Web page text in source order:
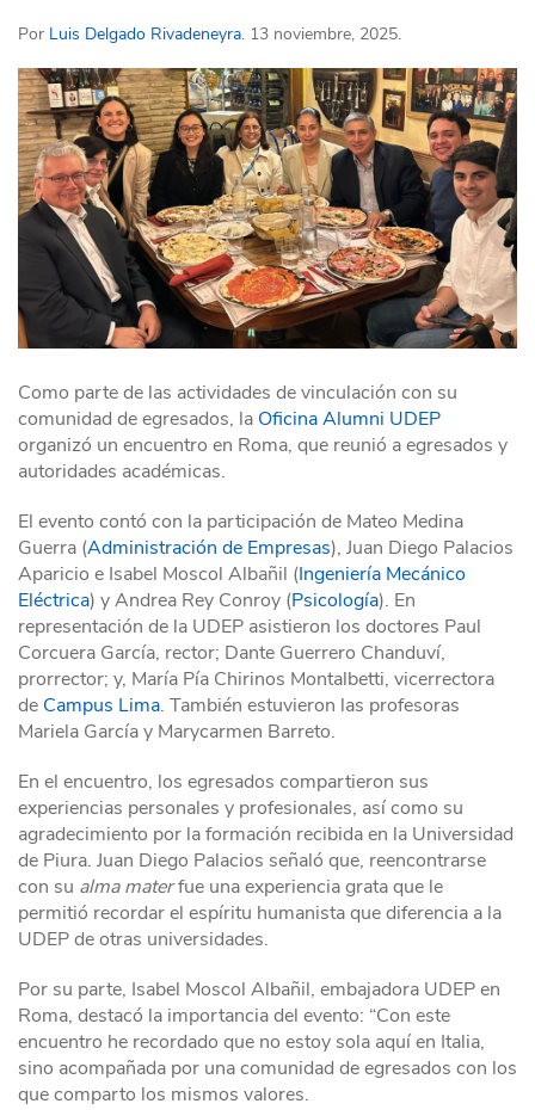
Por Luis Delgado Rivadeneyra. 13 noviembre, 2025.
Como parte de las actividades de vinculación con su
comunidad de egresados, la Oficina Alumni UDEP
organizó un encuentro en Roma, que reunió a egresados y
autoridades académicas.
El evento contó con la participación de Mateo Medina
Guerra (Administración de Empresas), Juan Diego Palacios
Aparicio e Isabel Moscol Albañil (Ingeniería Mecánico
Eléctrica) y Andrea Rey Conroy (Psicología). En
representación de la UDEP asistieron los doctores Paul
Corcuera García, rector; Dante Guerrero Chanduví,
prorrector; y, María Pía Chirinos Montalbetti, vicerrectora
de Campus Lima. También estuvieron las profesoras
Mariela García y Marycarmen Barreto.
En el encuentro, los egresados compartieron sus
experiencias personales y profesionales, así como su
agradecimiento por la formación recibida en la Universidad
de Piura. Juan Diego Palacios señaló que, reencontrarse
con su alma materfue una experiencia grata que le
permitió recordar el espíritu humanista que diferencia a la
UDEP de otras universidades.
Por su parte, Isabel Moscol Albañil, embajadora UDEP en
Roma, destacó la importancia del evento: “Con este
encuentro he recordado que no estoy sola aquí en Italia,
sino acompañada por una comunidad de egresados con los
que comparto los mismos valores.